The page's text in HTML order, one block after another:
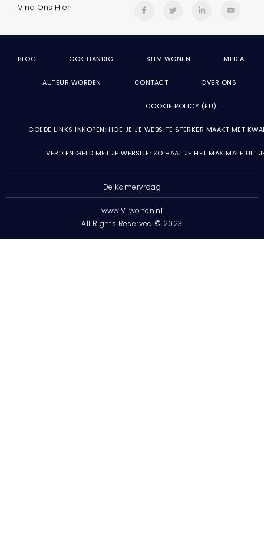
Vind Ons Hier
BLOG OOK HANDIG SLIM WONEN MEDIA
AUTEUR WORDEN CONTACT OVER ONS
COOKIE POLICY (EU)
GOEDE LINKS INKOPEN: HOE JE JE WEBSITE STERKER MAAKT MET
VERDIEN GELD MET JE WEBSITE: ZO HAAL JE HET MAXIMALE UIT
De Kamervraag
www.VLwonen.nl
All Rights Reserved © 2023